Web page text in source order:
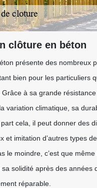
clôture en béton
présente des nombreux
bien pour les particuliers
Grâce à sa grande
variation climatique, sa
cela, il peut donner des
et imitation d’autres types
le moindre, c’est que même
solidité après des années
réparable.